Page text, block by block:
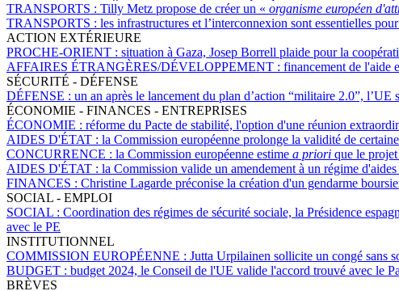
TRANSPORTS : Tilly Metz propose de créer un « organisme européen
TRANSPORTS : les infrastructures et l’interconnexion sont essentielles
ACTION EXTÉRIEURE
PROCHE-ORIENT : situation à Gaza, Josep Borrell plaide pour la
AFFAIRES ÉTRANGÈRES/DÉVELOPPEMENT : financement de l'aide
SÉCURITÉ - DÉFENSE
DÉFENSE : un an après le lancement du plan d’action “militaire 2.0”,
ÉCONOMIE - FINANCES - ENTREPRISES
ÉCONOMIE : réforme du Pacte de stabilité, l'option d'une réunion
AIDES D'ÉTAT : la Commission européenne prolonge la validité de
CONCURRENCE : la Commission européenne estime a priori que le
AIDES D'ÉTAT : la Commission valide un amendement à un régime
FINANCES : Christine Lagarde préconise la création d'un gendarme
SOCIAL - EMPLOI
SOCIAL : Coordination des régimes de sécurité sociale, la Présidence
avec le PE
INSTITUTIONNEL
COMMISSION EUROPÉENNE : Jutta Urpilainen sollicite un congé sans
BUDGET : budget 2024, le Conseil de l'UE valide l'accord trouvé avec le
BRÈVES